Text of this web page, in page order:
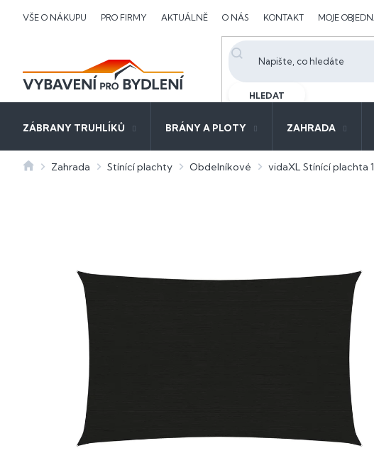
VŠE O NÁKUPU PRO FIRMY AKTUÁLNĚ O NÁS KONTAKT MOJE
HLEDAT
ZÁBRANY TRUHLÍKŮ BRÁNY A PLOTY ZAHRADA
DomůZahrada Stínící plachty Obdelníkové vidaXL Stínící plachta